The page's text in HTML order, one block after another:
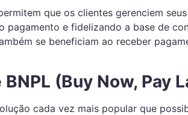
que os clientes gerenciem
pagamento e fidelizando a base de
se beneficiam ao receber
(Buy Now, Pay
cada vez mais popular que